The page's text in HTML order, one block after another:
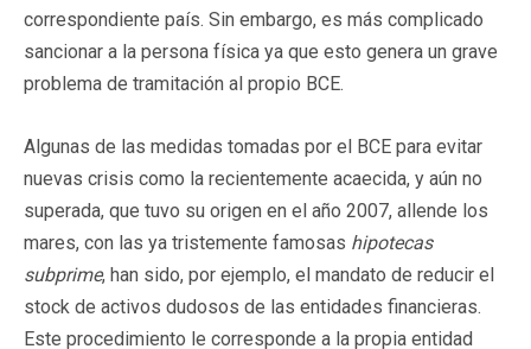
correspondiente país. Sin embargo, es más complicado
sancionar a la persona física ya que esto genera un grave
problema de tramitación al propio BCE.
Algunas de las medidas tomadas por el BCE para evitar
nuevas crisis como la recientemente acaecida, y aún no
superada, que tuvo su origen en el año 2007, allende los
mares, con las ya tristemente famosas hipotecas
subprime, han sido, por ejemplo, el mandato de reducir el
stock de activos dudosos de las entidades financieras.
Este procedimiento le corresponde a la propia entidad